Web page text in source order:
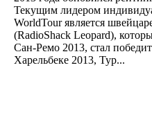
Текущим лидером
WorldTour является
(RadioShack Leopard),
Сан-Ремо 2013, стал
Харельбеке 2013, Тур...